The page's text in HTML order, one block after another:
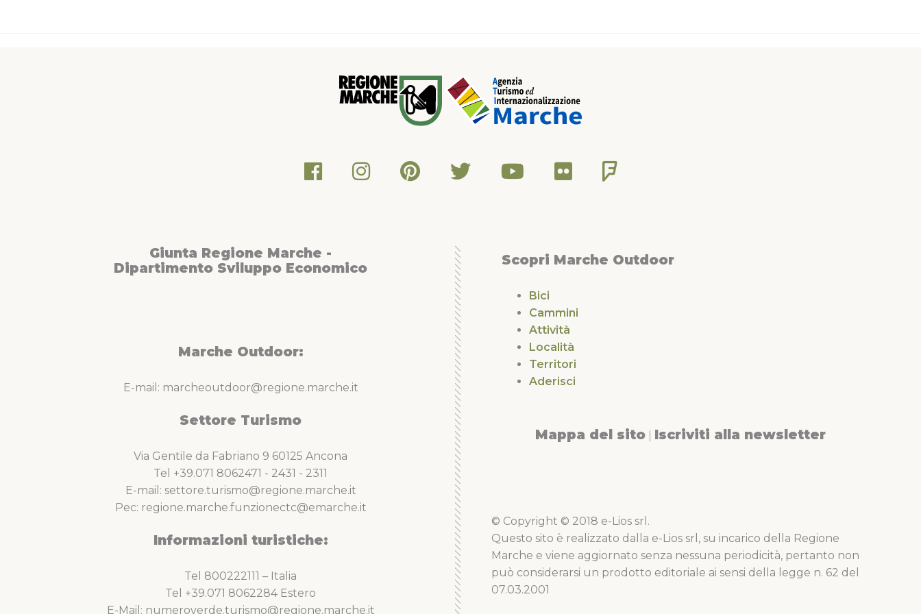
Giunta Regione Marche -
Dipartimento Sviluppo Economico
Marche Outdoor:
E-mail: marcheoutdoor@regione.marche.it
Settore Turismo
Via Gentile da Fabriano 9 60125 Ancona
Tel +39.071 8062471 - 2431 - 2311
E-mail: settore.turismo@regione.marche.it
Pec: regione.marche.funzionectc@emarche.it
Informazioni turistiche:
Tel 800222111 – Italia
Tel +39.071 8062284 Estero
E-Mail: numeroverde.turismo@regione.marche.it
Scopri Marche Outdoor
Bici
Cammini
Attività
Località
Territori
Aderisci
Mappa del sito Iscriviti alla newsletter
© Copyright © 2018 e-Lios srl.
Questo sito è realizzato dalla e-Lios srl, su incarico della Regione
Marche e viene aggiornato senza nessuna periodicità, pertanto non
può considerarsi un prodotto editoriale ai sensi della legge n. 62 del
07.03.2001